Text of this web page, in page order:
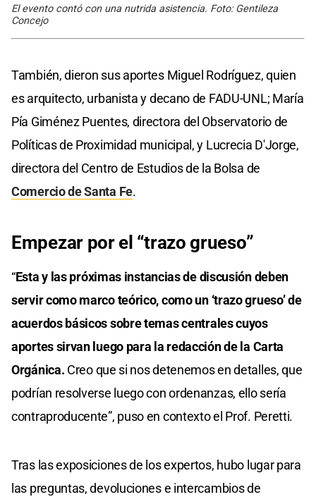
El evento contó con una nutrida asistencia. Foto: Gentileza
Concejo
También, dieron sus aportes Miguel Rodríguez, quien
es arquitecto, urbanista y decano de FADU-UNL; María
Pía Giménez Puentes, directora del Observatorio de
Políticas de Proximidad municipal, y Lucrecia D'Jorge,
directora del Centro de Estudios de la Bolsa de
Comercio de Santa Fe.
Empezar por el “trazo grueso”
“Esta y las próximas instancias de discusión deben
servir como marco teórico, como un ‘trazo grueso’ de
acuerdos básicos sobre temas centrales cuyos
aportes sirvan luego para la redacción de la Carta
Orgánica. Creo que si nos detenemos en detalles, que
podrían resolverse luego con ordenanzas, ello sería
contraproducente”, puso en contexto el Prof. Peretti.
Tras las exposiciones de los expertos, hubo lugar para
las preguntas, devoluciones e intercambios de